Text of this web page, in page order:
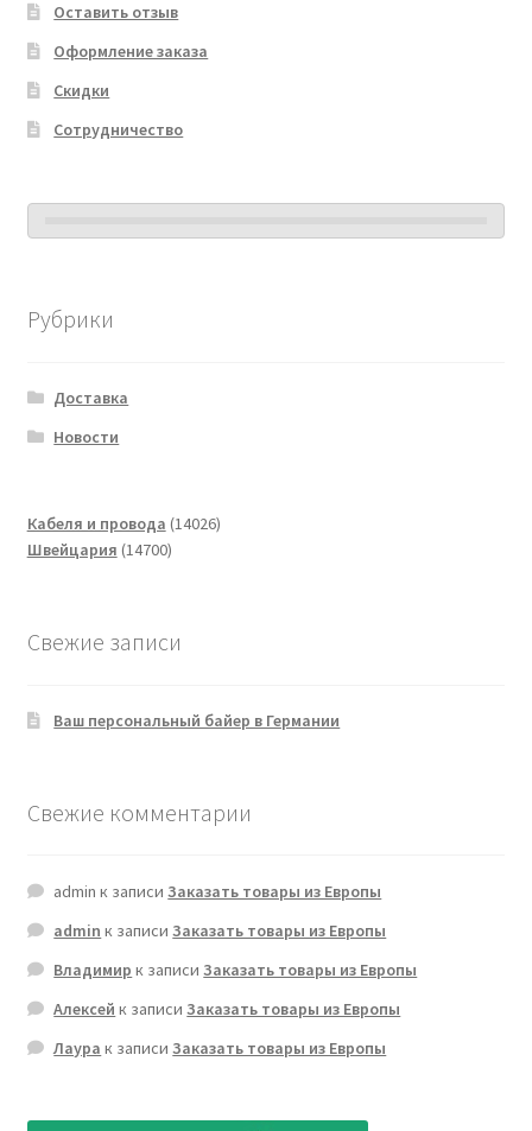
Оставить отзыв
Оформление заказа
Скидки
Сотрудничество
Рубрики
Доставка
Новости
Кабеля и провода 1402614026
Швейцария 1470014700
Свежие записи
Ваш персональный байер в Германии
Свежие комментарии
admin к записиЗаказать товары из Европы
admin к записиЗаказать товары из Европы
Владимир к записиЗаказать товары из Европы
Алексей к записиЗаказать товары из Европы
Лаура к записиЗаказать товары из Европы